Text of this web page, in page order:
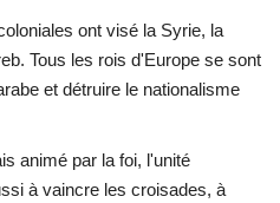
ont visé la Syrie, la
Tous les rois d'Europe se sont
et détruire le nationalisme
animé par la foi, l'unité
à vaincre les croisades, à